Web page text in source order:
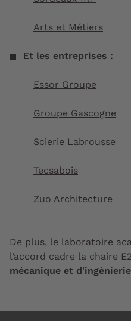
Arts et Métiers
Et les entreprises :
Essor Groupe
Groupe Gascogne
Scierie Labrousse
Tecsabois
Zuo Architecture
De plus, le laboratoire
l’accord cadre la chaire
mécanique et